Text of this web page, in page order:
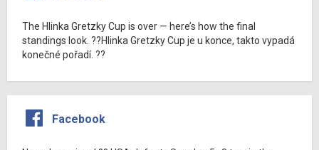
The Hlinka Gretzky Cup is over — here’s how the final
standings look. ??Hlinka Gretzky Cup je u konce, takto vypadá
konečné pořadí. ??
Facebook